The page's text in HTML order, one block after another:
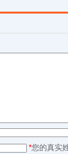
*您的真实